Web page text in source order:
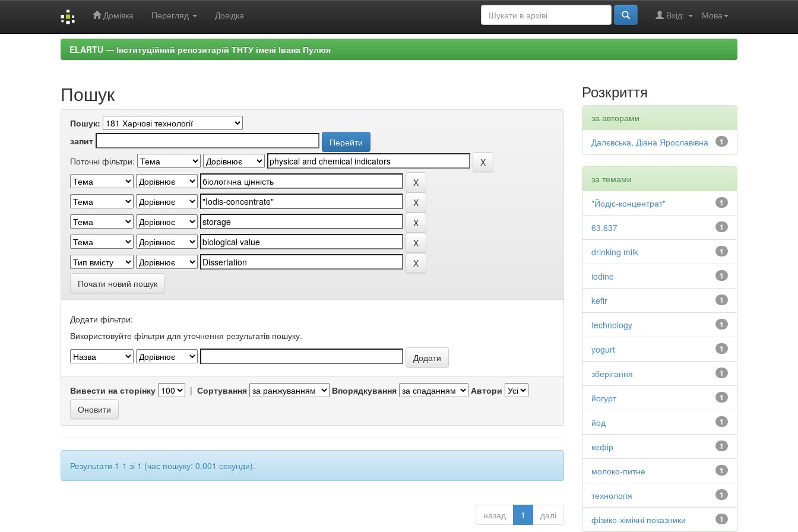
Домівка Перегляд Довідка Мова
Вхід:
ELARTU — Інституційний репозитарій ТНТУ імені Івана Пулюя
Пошук
Пошук:
запит
Поточні фільтри:
Почати новий пошук
Додати фільтри:
Використовуйте фільтри для уточнення результатів пошуку.
Вивести на сторінку | Сортування Впорядкування Автори
Результати 1-1 зі 1 (час пошуку: 0.001 секунди).
назад 1 далі
Розкриття
за авторами
1
Далєвська, Діана Ярославівна
за темами
1
"Йодіс-концентрат"
1
63.637
1
drinking milk
1
iodine
1
kefir
1
technology
1
yogurt
1
зберігання
1
йогурт
1
йод
1
кефір
1
молоко-питне
1
технологія
1
фізико-хімічні показники